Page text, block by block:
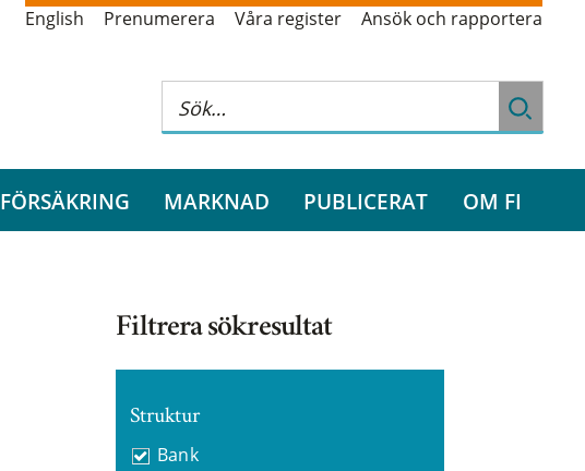
English Prenumerera Våra register Ansök och rapportera
FÖRSÄKRING MARKNAD PUBLICERAT OM FI
Filtrera sökresultat
Struktur
Bank